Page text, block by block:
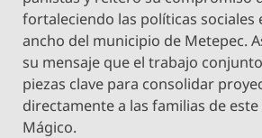
fortaleciendo las políticas sociales
ancho del municipio de Metepec.
su mensaje que el trabajo
piezas clave para consolidar
directamente a las familias de
Mágico.